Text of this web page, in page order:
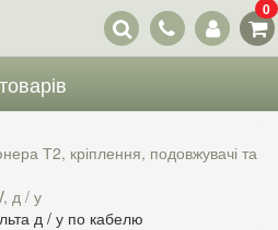
Наші
контакти
0
Т2, кріплення, подовжувачі та
д / у
д / у по кабелю